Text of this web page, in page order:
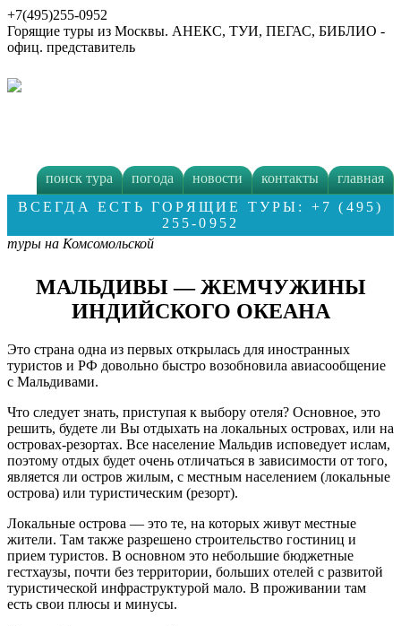
+7(495)255-0952
Горящие туры из Москвы. АНЕКС, ТУИ, ПЕГАС, БИБЛИО -
офиц. представитель
главная
контакты
новости
погода
поиск тура
ВСЕГДА ЕСТЬ ГОРЯЩИЕ ТУРЫ: +7 (495)
255-0952
туры на Комсомольской
МАЛЬДИВЫ — ЖЕМЧУЖИНЫ
ИНДИЙСКОГО ОКЕАНА
Это страна одна из первых открылась для иностранных
туристов и РФ довольно быстро возобновила авиасообщение
с Мальдивами.
Что следует знать, приступая к выбору отеля? Основное, это
решить, будете ли Вы отдыхать на локальных островах, или на
островах-резортах. Все население Мальдив исповедует ислам,
поэтому отдых будет очень отличаться в зависимости от того,
является ли остров жилым, с местным населением (локальные
острова) или туристическим (резорт).
Локальные острова — это те, на которых живут местные
жители. Там также разрешено строительство гостиниц и
прием туристов. В основном это небольшие бюджетные
гестхаузы, почти без территории, больших отелей с развитой
туристической инфраструктурой мало. В проживании там
есть свои плюсы и минусы.